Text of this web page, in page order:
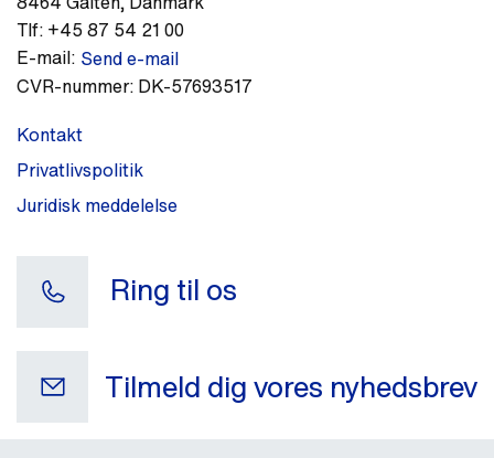
Tlf: +45 87 54 21 00
E-mail: Send e-mail
CVR-nummer: DK-57693517
Kontakt
Privatlivspolitik
Juridisk meddelelse
Ring til os
Tilmeld dig vores nyhedsbrev
Din e-mail